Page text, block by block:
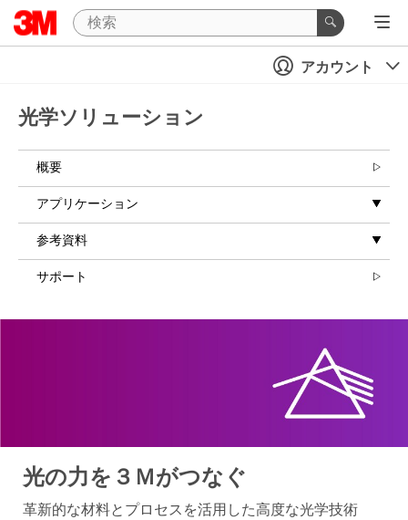
アカウント
光学ソリューション
概要
アプリケーション
参考資料
サポート
光の力を３Ｍがつなぐ
革新的な材料とプロセスを活用した高度な光学技術